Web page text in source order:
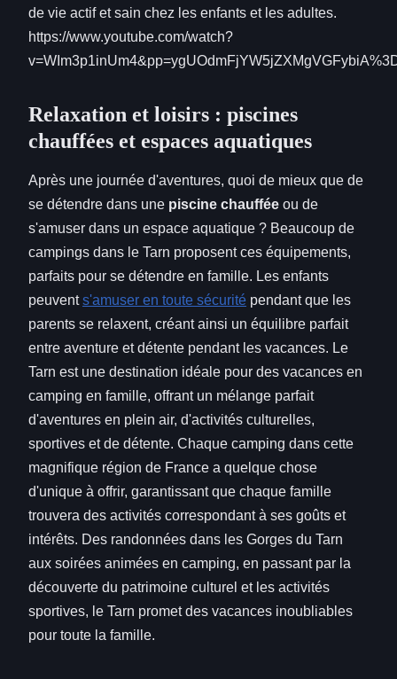
de vie actif et sain chez les enfants et les adultes.
https://www.youtube.com/watch?
Relaxation et loisirs : piscines
chauffées et espaces aquatiques
Après une journée d'aventures, quoi de mieux que de
se détendre dans une piscine chauffée ou de
s'amuser dans un espace aquatique ? Beaucoup de
campings dans le Tarn proposent ces équipements,
parfaits pour se détendre en famille. Les enfants
peuvents'amuser en toute sécurité pendant que les
parents se relaxent, créant ainsi un équilibre parfait
entre aventure et détente pendant les vacances. Le
Tarn est une destination idéale pour des vacances en
camping en famille, offrant un mélange parfait
d'aventures en plein air, d'activités culturelles,
sportives et de détente. Chaque camping dans cette
magnifique région de France a quelque chose
d'unique à offrir, garantissant que chaque famille
trouvera des activités correspondant à ses goûts et
intérêts. Des randonnées dans les Gorges du Tarn
aux soirées animées en camping, en passant par la
découverte du patrimoine culturel et les activités
sportives, le Tarn promet des vacances inoubliables
pour toute la famille.